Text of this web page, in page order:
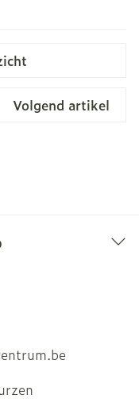
Volgend artikel